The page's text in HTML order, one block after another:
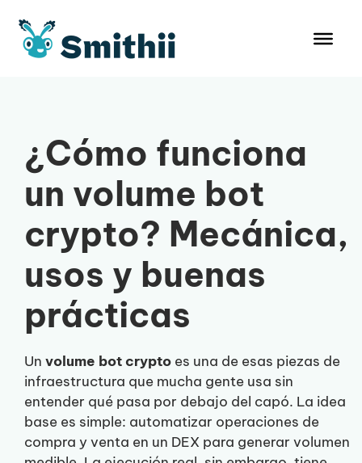
contenido
¿Cómo funciona
un volume bot
crypto? Mecánica,
usos y buenas
prácticas
Un volume bot crypto es una de esas piezas de
infraestructura que mucha gente usa sin
entender qué pasa por debajo del capó. La idea
base es simple: automatizar operaciones de
compra y venta en un DEX para generar volumen